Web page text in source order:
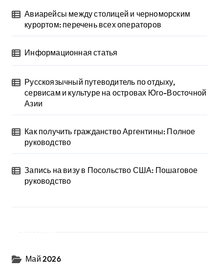
Авиарейсы между столицей и черноморским
курортом: перечень всех операторов
Информационная статья
Русскоязычный путеводитель по отдыху,
сервисам и культуре на островах Юго-Восточной
Азии
Как получить гражданство Аргентины: Полное
руководство
Запись на визу в Посольство США: Пошаговое
руководство
Май 2026